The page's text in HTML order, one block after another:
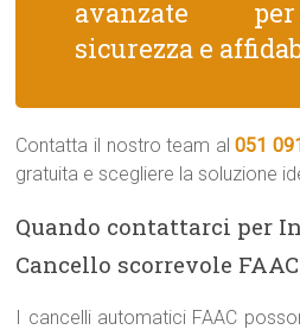
avanzate
sicurezza e
Contatta il nostro team al051
gratuita e scegliere la soluzione
Quando contattarci per
Cancello scorrevole
I cancelli automatici FAAC